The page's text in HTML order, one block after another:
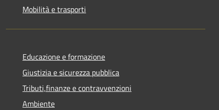
Mobilità e trasporti
Educazione e formazione
Giustizia e sicurezza pubblica
Tributi,finanze e contravvenzioni
Ambiente